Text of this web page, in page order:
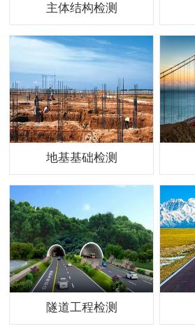
主体结构检测
地基基础检测
隧道工程检测